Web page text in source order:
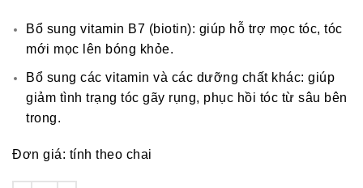
Bổ sung vitamin B7 (biotin): giúp hỗ trợ mọc tóc, tóc
mới mọc lên bóng khỏe.
Bổ sung các vitamin và các dưỡng chất khác: giúp
giảm tình trạng tóc gãy rụng, phục hồi tóc từ sâu bên
trong.
Đơn giá: tính theo chai